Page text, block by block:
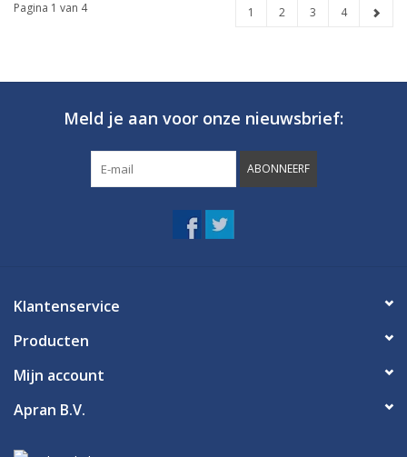
Pagina 1 van 4 1 2 3 4
Meld je aan voor onze nieuwsbrief:
ABONNEERF
Klantenservice
Producten
Mijn account
Apran B.V.